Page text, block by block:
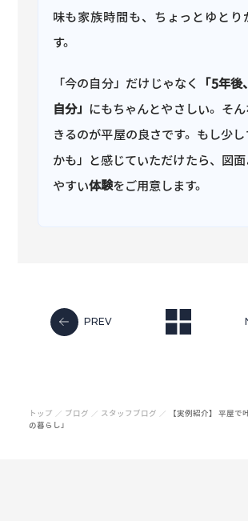
味も家族時間も、ちょっとゆとり
す。
「今の自分」だけじゃなく
「5年
自分」 にもちゃんとやさしい。そ
きるのが平屋の良さです。もし少
かも」と感じていただけたら、図面
やすい体験をご用意します。
PREV
トップ ／ ブログ ／ スタッフブログ ／
【実例紹介】 平屋で
の暮らし」